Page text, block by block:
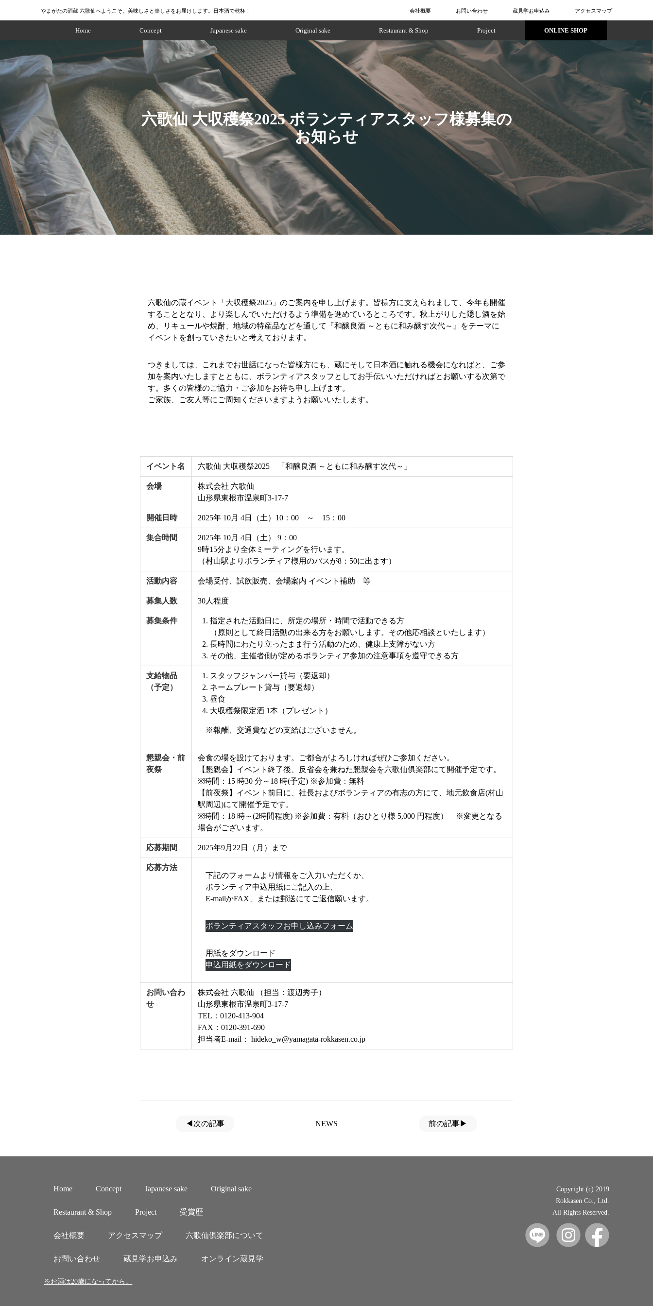
やまがたの酒蔵 六歌仙へようこそ。美味しさと楽しさをお届けします。日本酒で乾杯！ 会社概要 お問い合わせ 蔵見学お申込み アクセスマップ
Home Concept Japanese sake Original sake Restaurant & Shop Project ONLINE SHOP
六歌仙 大収穫祭2025 ボランティアスタッフ様募集の
お知らせ
六歌仙の蔵イベント「大収穫祭2025」のご案内を申し上げます。皆様方に支えられまして、今年も開催
することとなり、より楽しんでいただけるよう準備を進めているところです。秋上がりした隠し酒を始
め、リキュールや焼酎、地域の特産品などを通して『和醸良酒 ～ともに和み醸す次代～』をテーマに
イベントを創っていきたいと考えております。
つきましては、これまでお世話になった皆様方にも、蔵にそして日本酒に触れる機会になればと、ご参
加を案内いたしますとともに、ボランティアスタッフとしてお手伝いいただければとお願いする次第で
す。多くの皆様のご協力・ご参加をお待ち申し上げます。
ご家族、ご友人等にご周知くださいますようお願いいたします。
イベント名 六歌仙 大収穫祭2025 「和醸良酒 ～ともに和み醸す次代～」
会場
株式会社 六歌仙
山形県東根市温泉町3-17-7
開催日時 2025年 10月 4日（土）10：00 ～ 15：00
集合時間
2025年 10月 4日（土） 9：00
9時15分より全体ミーティングを行います。
（村山駅よりボランティア様用のバスが8：50に出ます）
活動内容 会場受付、試飲販売、会場案内 イベント補助 等
募集人数 30人程度
募集条件
指定された活動日に、所定の場所・時間で活動できる方
（原則として終日活動の出来る方をお願いします。その他応相談といたします）
長時間にわたり立ったまま行う活動のため、健康上支障がない方
その他、主催者側が定めるボランティア参加の注意事項を遵守できる方
支給物品
（予定）
スタッフジャンパー貸与（要返却）
ネームプレート貸与（要返却）
昼食
大収穫祭限定酒 1本（プレゼント）
※報酬、交通費などの支給はございません。
懇親会・前
夜祭
会食の場を設けております。ご都合がよろしければぜひご参加ください。
【懇親会】イベント終了後、反省会を兼ねた懇親会を六歌仙俱楽部にて開催予定です。
※時間：15 時30 分～18 時(予定) ※参加費：無料
【前夜祭】イベント前日に、社長およびボランティアの有志の方にて、地元飲食店(村山
駅周辺)にて開催予定です。
※時間：18 時～(2時間程度) ※参加費：有料（おひとり様 5,000 円程度） ※変更となる
場合がございます。
応募期間 2025年9月22日（月）まで
応募方法
下記のフォームより情報をご入力いただくか、
ボランティア申込用紙にご記入の上、
E-mailかFAX、または郵送にてご返信願います。
ボランティアスタッフお申し込みフォーム
用紙をダウンロード
申込用紙をダウンロード
お問い合わ
せ
株式会社 六歌仙 （担当：渡辺秀子）
山形県東根市温泉町3-17-7
TEL：0120-413-904
FAX：0120-391-690
担当者E-mail： hideko_w@yamagata-rokkasen.co.jp
◀次の記事 NEWS 前の記事▶
Home Concept Japanese sake Original sake
Restaurant & Shop Project 受賞歴
会社概要 アクセスマップ 六歌仙倶楽部について
お問い合わせ 蔵見学お申込み オンライン蔵見学
※お酒は20歳になってから。
Copyright (c) 2019
Rokkasen Co., Ltd.
All Rights Reserved.